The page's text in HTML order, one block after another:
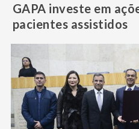
GAPA investe em
pacientes assistidos